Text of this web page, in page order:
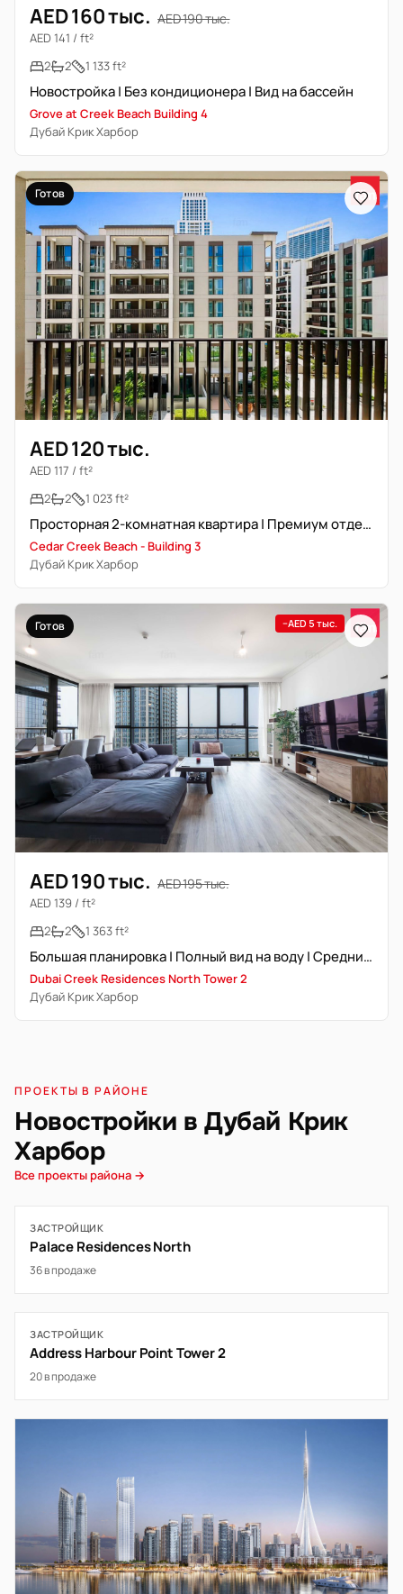
AED 160 тыс. AED 190 тыс.
AED 141 / ft²
2
2 1 133 ft²
Новостройка | Без кондиционера | Вид на бассейн
Grove at Creek Beach Building 4
Дубай Крик Харбор
Готов
AED 120 тыс.
AED 117 / ft²
2
2 1 023 ft²
Просторная 2-комнатная квартира | Премиум отделка
Cedar Creek Beach - Building 3
Дубай Крик Харбор
Готов −AED 5 тыс.
AED 190 тыс. AED 195 тыс.
AED 139 / ft²
2
2 1 363 ft²
Большая планировка | Полный вид на воду | Средний этаж
Dubai Creek Residences North Tower 2
Дубай Крик Харбор
ПРОЕКТЫ В РАЙОНЕ
Новостройки в Дубай Крик
Харбор
Все проекты района →
ЗАСТРОЙЩИК
Palace Residences North
36 в продаже
ЗАСТРОЙЩИК
Address Harbour Point Tower 2
20 в продаже